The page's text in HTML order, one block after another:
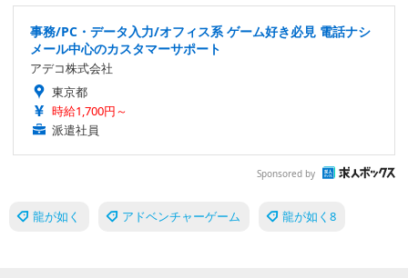
事務/PC・データ入力/オフィス系 ゲーム好き必見 電話ナシ
メール中心のカスタマーサポート
アデコ株式会社
東京都
時給1,700円～
派遣社員
Sponsored by
龍が如く アドベンチャーゲーム 龍が如く8